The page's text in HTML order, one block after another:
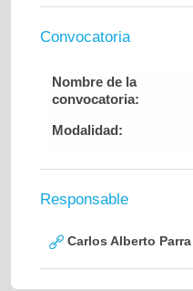
Convocatoria
Nombre de la
convocatoria:
Modalidad:
Responsable
Carlos Alberto